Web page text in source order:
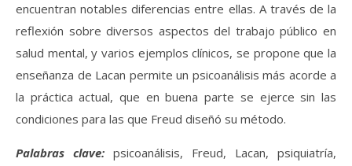
encuentran notables diferencias entre ellas. A través de la
reflexión sobre diversos aspectos del trabajo público en
salud mental, y varios ejemplos clínicos, se propone que la
enseñanza de Lacan permite un psicoanálisis más acorde a
la práctica actual, que en buena parte se ejerce sin las
condiciones para las que Freud diseñó su método.
Palabras clave: psicoanálisis, Freud, Lacan, psiquiatría,